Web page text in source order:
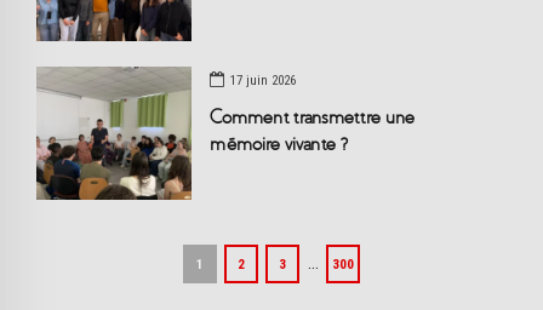
17 juin 2026
Comment transmettre une
mémoire vivante ?
1 2 3 300